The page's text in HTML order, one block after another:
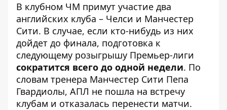
В клубном ЧМ примут участие два
английских клуба – Челси и Манчестер
Сити. В случае, если кто-нибудь из них
дойдет до финала, подготовка к
следующему розыгрышу Премьер-лиги
сократится всего до одной недели. По
словам тренера Манчестер Сити Пепа
Гвардиолы, АПЛ не пошла на встречу
клубам и отказалась перенести матчи.